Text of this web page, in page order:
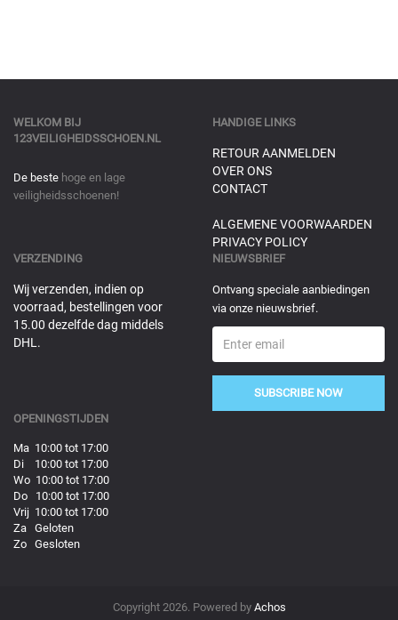
WELKOM BIJ
123VEILIGHEIDSSCHOEN.NL
De beste hoge en lage
veiligheidsschoenen!
HANDIGE LINKS
RETOUR AANMELDEN
OVER ONS
CONTACT
ALGEMENE VOORWAARDEN
PRIVACY POLICY
VERZENDING
Wij verzenden, indien op
voorraad, bestellingen voor
15.00 dezelfde dag middels
DHL.
NIEUWSBRIEF
Ontvang speciale aanbiedingen
via onze nieuwsbrief.
SUBSCRIBE NOW
OPENINGSTIJDEN
Ma 10:00 tot 17:00
Di 10:00 tot 17:00
Wo 10:00 tot 17:00
Do 10:00 tot 17:00
Vrij 10:00 tot 17:00
Za Geloten
Zo Gesloten
Copyright 2026. Powered by Achos